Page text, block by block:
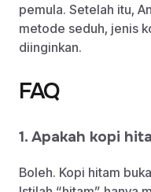
pemula. Setelah itu,
metode seduh, jenis
diinginkan.
FAQ
1. Apakah kopi
Boleh. Kopi hitam